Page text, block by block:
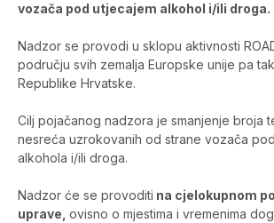
vozača pod utjecajem alkohol i/ili droga.
Nadzor se provodi u sklopu aktivnosti
području svih zemalja Europske unije pa
Republike Hrvatske.
Cilj pojačanog nadzora je smanjenje broja
nesreća uzrokovanih od strane vozača
alkohola i/ili droga.
Nadzor će se provoditi na cjelokupnom
uprave, ovisno o mjestima i vremenima